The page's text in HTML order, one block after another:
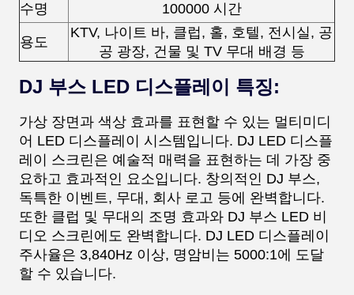
수명 100000 시간
용도
KTV, 나이트 바, 클럽, 홀, 호텔, 전시실, 공
공 광장, 건물 및 TV 무대 배경 등
DJ 부스 LED 디스플레이 특징:
가상 장면과 색상 효과를 표현할 수 있는 멀티미디
어 LED 디스플레이 시스템입니다. DJ LED 디스플
레이 스크린은 예술적 매력을 표현하는 데 가장 중
요하고 효과적인 요소입니다. 창의적인 DJ 부스,
독특한 이벤트, 무대, 회사 로고 등에 완벽합니다.
또한 클럽 및 무대의 조명 효과와 DJ 부스 LED 비
디오 스크린에도 완벽합니다. DJ LED 디스플레이
주사율은 3,840Hz 이상, 명암비는 5000:1에 도달
할 수 있습니다.